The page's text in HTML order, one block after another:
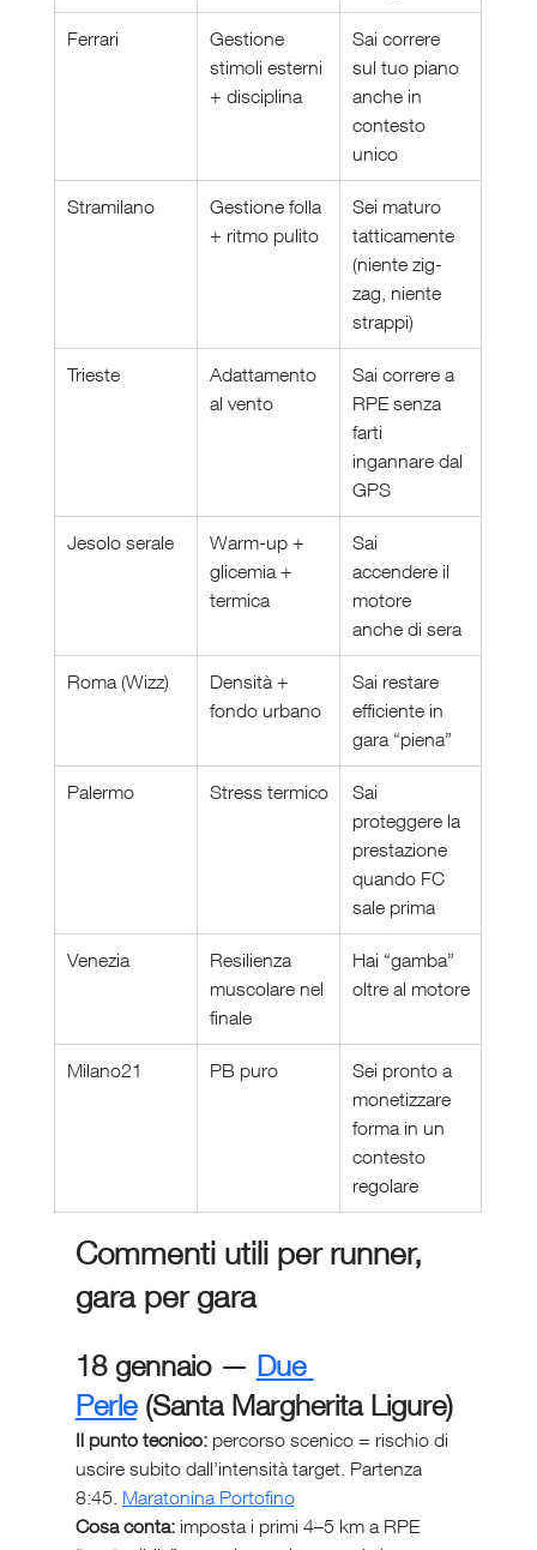
Ferrari
Gestione
stimoli esterni
+ disciplina
Sai correre
sul tuo piano
anche in
contesto
unico
Stramilano
Gestione folla
+ ritmo pulito
Sei maturo
tatticamente
(niente zig-
zag, niente
strappi)
Trieste
Adattamento
al vento
Sai correre a
RPE senza
farti
ingannare dal
GPS
Jesolo serale
Warm-up +
glicemia +
termica
Sai
accendere il
motore
anche di sera
Roma (Wizz)
Densità +
fondo urbano
Sai restare
efficiente in
gara “piena”
Palermo Stress termico
Sai
proteggere la
prestazione
quando FC
sale prima
Venezia
Resilienza
muscolare nel
finale
Hai “gamba”
oltre al motore
Milano21 PB puro
Sei pronto a
monetizzare
forma in un
contesto
regolare
Commenti utili per runner,
gara per gara
18 gennaio — Due
Perle (Santa Margherita Ligure)
Il punto tecnico: percorso scenico = rischio di
uscire subito dall’intensità target. Partenza
8:45. Maratonina Portofino
Cosa conta: imposta i primi 4–5 km a RPE